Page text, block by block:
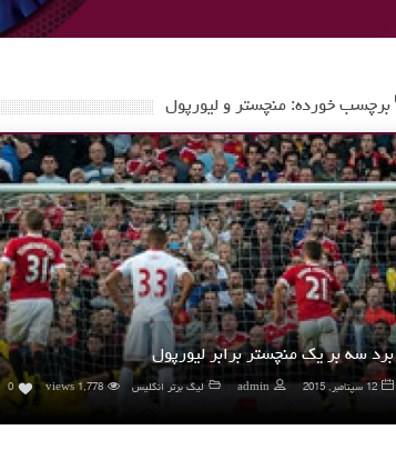
برچسب خورده: منچستر و لیورپول
برد سه بر یک منچستر برابر لیورپول
12 سپتامبر, 2015 admin لیگ برتر انگلیس 1,778 views
0